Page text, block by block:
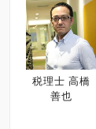
税理士 高橋
善也